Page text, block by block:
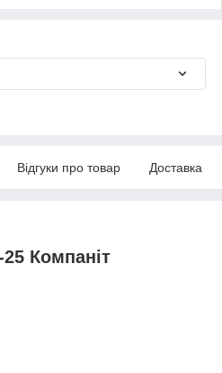
Відгуки про товар Доставка
Компаніт